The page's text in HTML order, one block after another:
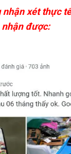
xét thực
nhận được: